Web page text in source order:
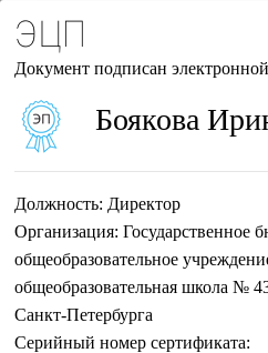
ЭЦП
Документ подписан
Боякова
Должность: Директор
Организация: Государственное
общеобразовательное
общеобразовательная школа №
Санкт-Петербурга
Серийный номер сертификата: